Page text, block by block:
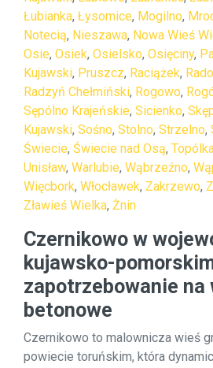
Łubianka, Łysomice, Mogilno,
Notecią, Nieszawa, Nowa Wieś
Osie, Osiek, Osielsko, Osięciny,
Kujawski, Pruszcz, Raciążek,
Radzyń Chełmiński, Rogowo,
Sępólno Krajeńskie, Sicienko,
Kujawski, Sośno, Stolno, Strzelno,
Świecie, Świecie nad Osą,
Unisław, Warlubie, Wąbrzeźno,
Więcbork, Włocławek, Zakrzewo,
Zławieś Wielka, Żnin
Czernikowo w
kujawsko-
zapotrzebowanie na
betonowe
Czernikowo to malownicza wieś
powiecie toruńskim, która